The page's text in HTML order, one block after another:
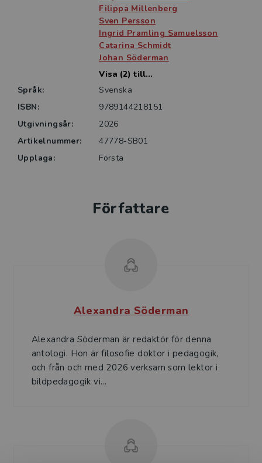
som är intresserade av frågor kring bildning, förskola
och livslångt lärande.
Filippa Millenberg
Sven Persson
Ingrid Pramling Samuelsson
Catarina Schmidt
Johan Söderman
Visa (2) till...
Språk:
Svenska
ISBN:
9789144218151
Utgivningsår:
2026
Artikelnummer:
47778-SB01
Upplaga:
Första
Författare
Alexandra Söderman
Alexandra Söderman är redaktör för denna
antologi. Hon är filosofie doktor i pedagogik,
och från och med 2026 verksam som lektor i
bildpedagogik vi...